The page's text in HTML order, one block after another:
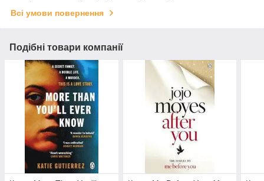
Всі умови повернення
Подібні товари компанії